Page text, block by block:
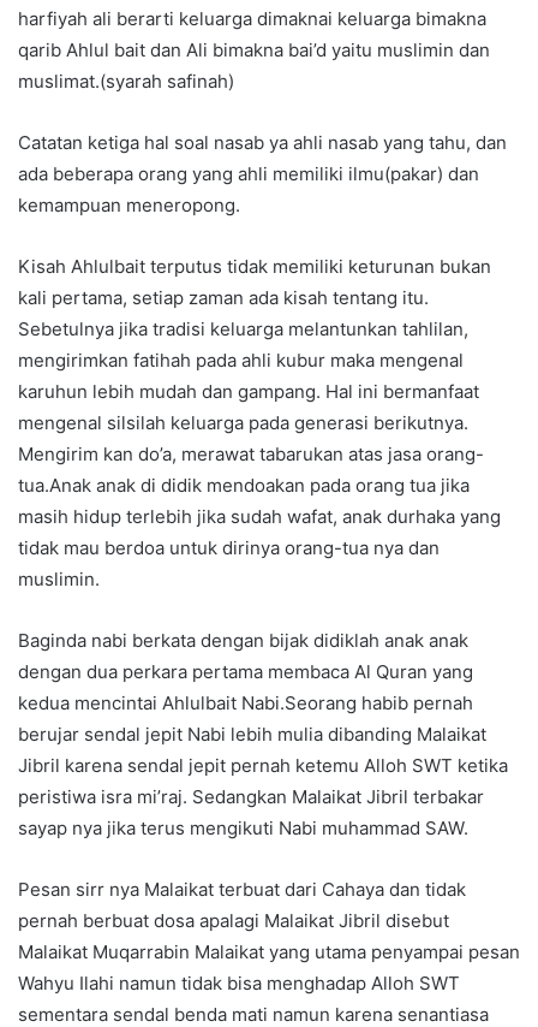
harfiyah ali berarti keluarga dimaknai keluarga bimakna
qarib Ahlul bait dan Ali bimakna bai’d yaitu muslimin dan
muslimat.(syarah safinah)
Catatan ketiga hal soal nasab ya ahli nasab yang tahu, dan
ada beberapa orang yang ahli memiliki ilmu(pakar) dan
kemampuan meneropong.
Kisah Ahlulbait terputus tidak memiliki keturunan bukan
kali pertama, setiap zaman ada kisah tentang itu.
Sebetulnya jika tradisi keluarga melantunkan tahlilan,
mengirimkan fatihah pada ahli kubur maka mengenal
karuhun lebih mudah dan gampang. Hal ini bermanfaat
mengenal silsilah keluarga pada generasi berikutnya.
Mengirim kan do’a, merawat tabarukan atas jasa orang-
tua.Anak anak di didik mendoakan pada orang tua jika
masih hidup terlebih jika sudah wafat, anak durhaka yang
tidak mau berdoa untuk dirinya orang-tua nya dan
muslimin.
Baginda nabi berkata dengan bijak didiklah anak anak
dengan dua perkara pertama membaca Al Quran yang
kedua mencintai Ahlulbait Nabi.Seorang habib pernah
berujar sendal jepit Nabi lebih mulia dibanding Malaikat
Jibril karena sendal jepit pernah ketemu Alloh SWT ketika
peristiwa isra mi’raj. Sedangkan Malaikat Jibril terbakar
sayap nya jika terus mengikuti Nabi muhammad SAW.
Pesan sirr nya Malaikat terbuat dari Cahaya dan tidak
pernah berbuat dosa apalagi Malaikat Jibril disebut
Malaikat Muqarrabin Malaikat yang utama penyampai pesan
Wahyu Ilahi namun tidak bisa menghadap Alloh SWT
sementara sendal benda mati namun karena senantiasa